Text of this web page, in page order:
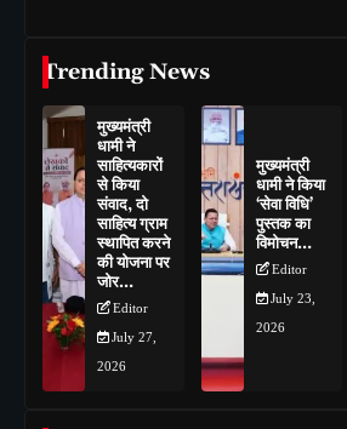
Trending News
मुख्यमंत्री
धामी ने
साहित्यकारों
से किया
संवाद, दो
साहित्य ग्राम
स्थापित करने
की योजना पर
जोर…
Editor
July 27,
2026
मुख्यमंत्री
धामी ने किया
‘सेवा विधि’
पुस्तक का
विमोचन…
Editor
July 23,
2026